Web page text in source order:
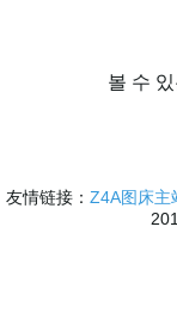
볼 수
友情链接： Z4A图床主